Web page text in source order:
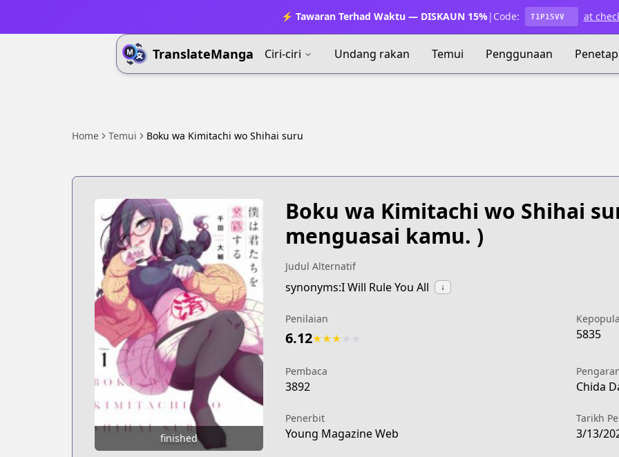
⚡ Tawaran Terhad Waktu — DISKAUN 15%| Code: T1P15VV at
TranslateManga Ciri-ciri Undang rakan Temui Penggunaan
Home Temui Boku wa Kimitachi wo Shihai suru
finished
Boku wa Kimitachi wo Shihai
menguasai kamu. )
Judul Alternatif
synonyms:I Will Rule You All ↓
Penilaian
6.12★★★ 5835
Pembaca
3892 Chida
Penerbit
Young Magazine Web
Tarikh
3/13/